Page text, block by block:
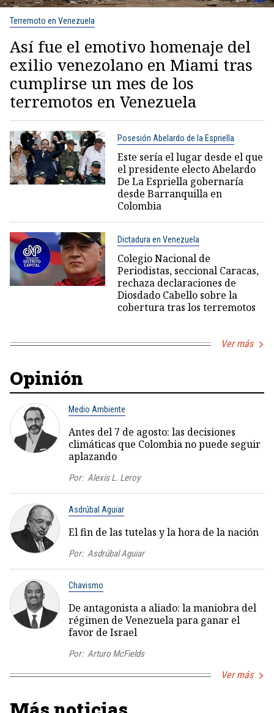
Terremoto en Venezuela
Así fue el emotivo homenaje del
exilio venezolano en Miami tras
cumplirse un mes de los
terremotos en Venezuela
Posesión Abelardo de la Espriella
Este sería el lugar desde el que
el presidente electo Abelardo
De La Espriella gobernaría
desde Barranquilla en
Colombia
Dictadura en Venezuela
Colegio Nacional de
Periodistas, seccional Caracas,
rechaza declaraciones de
Diosdado Cabello sobre la
cobertura tras los terremotos
Ver más
Opinión
Medio Ambiente
Antes del 7 de agosto: las decisiones
climáticas que Colombia no puede seguir
aplazando
Por: Alexis L. Leroy
Asdrúbal Aguiar
El fin de las tutelas y la hora de la nación
Por: Asdrúbal Aguiar
Chavismo
De antagonista a aliado: la maniobra del
régimen de Venezuela para ganar el
favor de Israel
Por: Arturo McFields
Ver más